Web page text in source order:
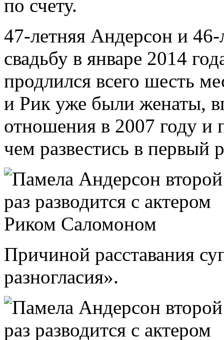
по счету.
47-летняя Андерсон и
свадьбу в январе 2014
продлился всего шесть
и Рик уже были женаты,
отношения в 2007 году и
чем развестись в первый
Причиной расставания
разногласия».